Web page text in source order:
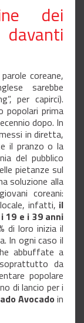
dei
coreane,
sarebbe
per capirci).
popolari prima
dopo. In
in diretta,
il pranzo o la
del pubblico
pietanze sul
soluzione alla
coreani:
infatti, il
19 e i 39 anni
di loro inizia il
In ogni caso il
abbuffate a
da
popolare
di lancio per i
Avocado in